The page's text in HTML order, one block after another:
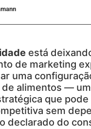
está
de marketing
uma
alimentos —
que pode
sem
declarado do